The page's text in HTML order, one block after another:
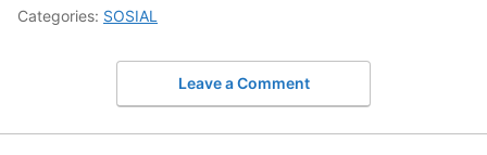
Categories: SOSIAL
Leave a Comment